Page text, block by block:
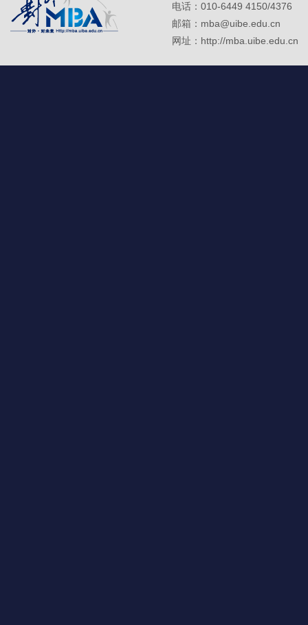
电话：010-6449 4150/4376
邮箱：mba@uibe.edu.cn
网址：http://mba.uibe.edu.cn